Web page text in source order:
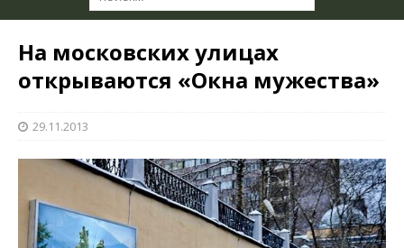
На московских улицах
открываются «Окна мужества»
29.11.2013